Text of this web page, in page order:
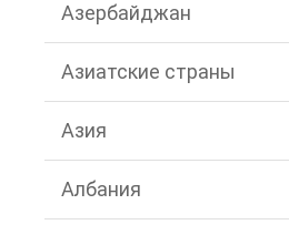
Азербайджан
Азиатские страны
Азия
Албания